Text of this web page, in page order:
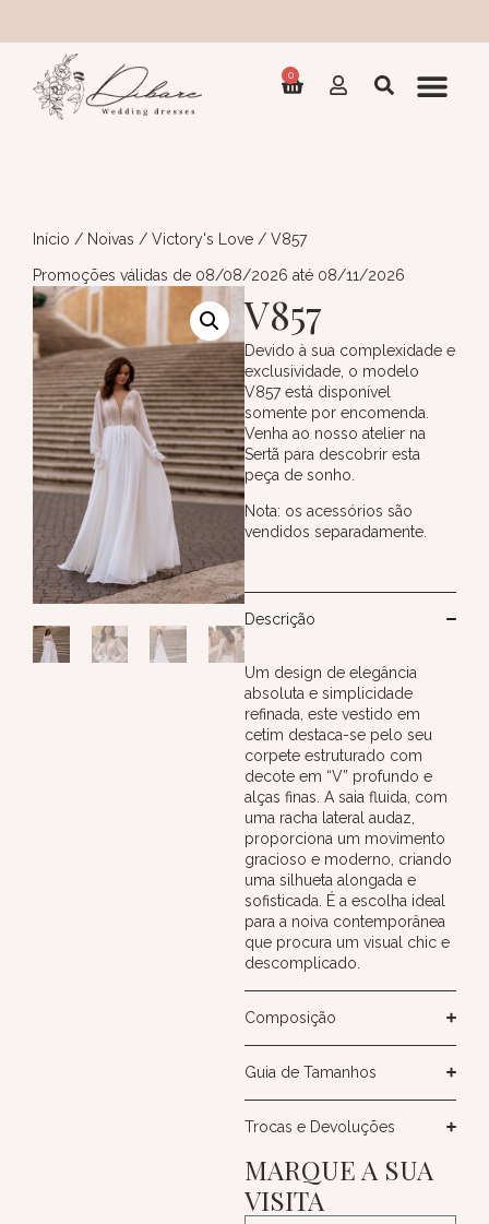
0
Início / Noivas / Victory's Love / V857
Promoções válidas de 08/08/2026 até 08/11/2026
V857
Devido à sua complexidade e
exclusividade, o modelo
V857 está disponível
somente por encomenda.
Venha ao nosso atelier na
Sertã para descobrir esta
peça de sonho.
Nota: os acessórios são
vendidos separadamente.
Descrição
Um design de elegância
absoluta e simplicidade
refinada, este vestido em
cetim destaca-se pelo seu
corpete estruturado com
decote em “V” profundo e
alças finas. A saia fluida, com
uma racha lateral audaz,
proporciona um movimento
gracioso e moderno, criando
uma silhueta alongada e
sofisticada. É a escolha ideal
para a noiva contemporânea
que procura um visual chic e
descomplicado.
Composição
Guia de Tamanhos
Trocas e Devoluções
MARQUE A SUA
VISITA